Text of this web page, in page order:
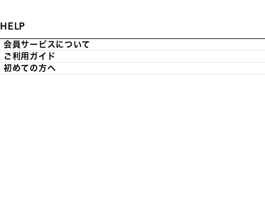
HELP
会員サービスについて
ご利用ガイド
初めての方へ